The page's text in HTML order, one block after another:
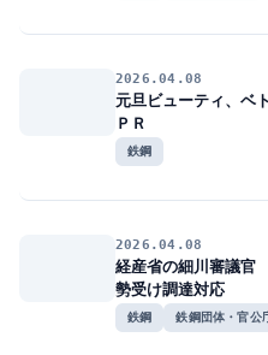
2026.04.08
元旦ビューティ、ベ
ＰＲ
鉄鋼
2026.04.08
経産省の細川審議
勢受け調達対応
鉄鋼 鉄鋼団体・官公